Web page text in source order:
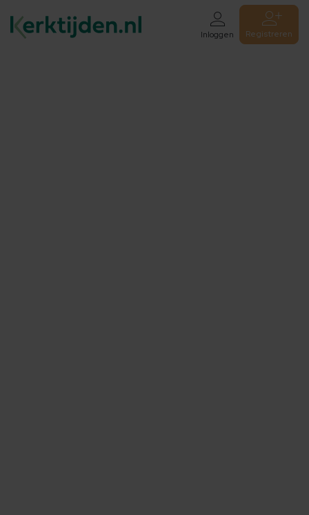
Inloggen Registreren